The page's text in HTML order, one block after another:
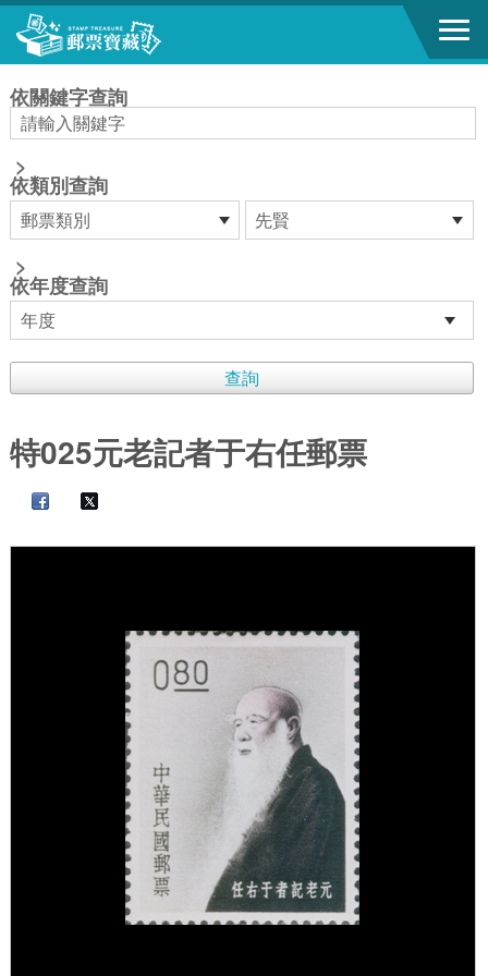
跳到主要內容區塊
依關鍵字查詢
>
依類別查詢
>
依年度查詢
特025元老記者于右任郵票